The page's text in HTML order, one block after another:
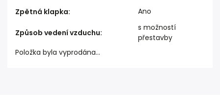
Zpětná klapka: Ano
Způsob vedení vzduchu:
s možností
přestavby
Položka byla vyprodána…